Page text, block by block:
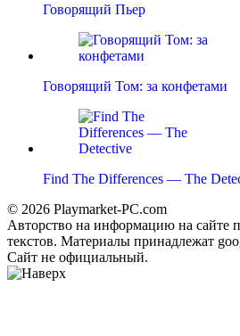
Говорящий Пьер
Говорящий Том: за конфетами
Find The Differences — The
© 2026 Playmarket-PC.com
Авторство на информацию на сайте
текстов. Материалы принадлежат
Сайт не официальный.